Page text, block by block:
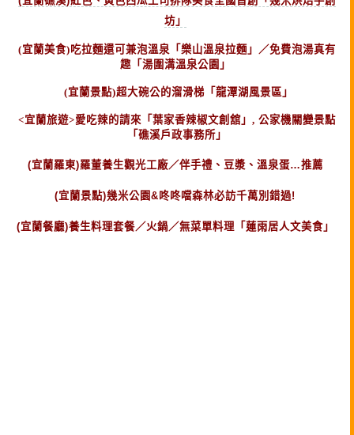
坊」
(宜蘭美食)吃拉麵還可兼泡溫泉「樂山溫泉拉麵」／免費泡湯真有
趣「湯圍溝溫泉公園」
(宜蘭景點)超大碗公的溜滑梯「龍潭湖風景區」
<宜蘭旅遊>愛吃辣的請來「葉家香辣椒文創舘」, 公家機關變景點
「礁溪戶政事務所」
(宜蘭羅東)羅董養生觀光工廠／伴手禮、豆漿、溫泉蛋…推薦
(宜蘭景點)幾米公園&咚咚噹森林必訪千萬別錯過!
(宜蘭餐廳)養生料理套餐／火鍋／無菜單料理「蓮雨居人文美食」